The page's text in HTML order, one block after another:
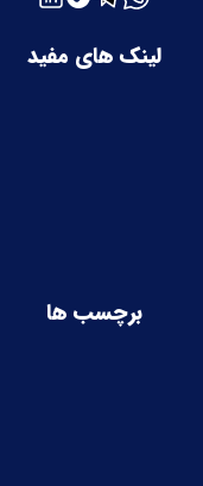
لینک های مفید
برچسب ها